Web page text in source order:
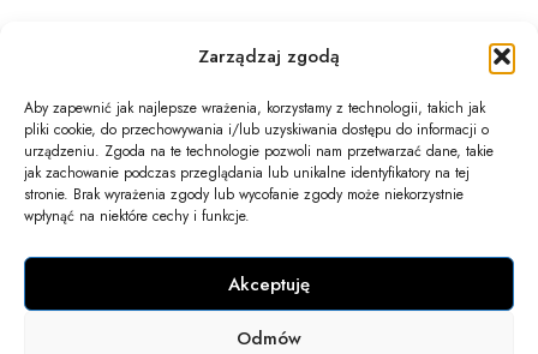
Zarządzaj zgodą
Aby zapewnić jak najlepsze wrażenia, korzystamy z technologii, takich jak
pliki cookie, do przechowywania i/lub uzyskiwania dostępu do informacji o
urządzeniu. Zgoda na te technologie pozwoli nam przetwarzać dane, takie
jak zachowanie podczas przeglądania lub unikalne identyfikatory na tej
stronie. Brak wyrażenia zgody lub wycofanie zgody może niekorzystnie
wpłynąć na niektóre cechy i funkcje.
Akceptuję
Odmów
Newsletter
Informacje
Twoje konto
Kontakt